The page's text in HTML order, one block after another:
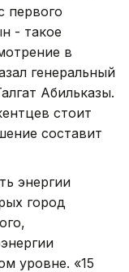
первого
- такое
в
генеральный
Абильказы.
стоит
составит
энергии
город
уровне. «15